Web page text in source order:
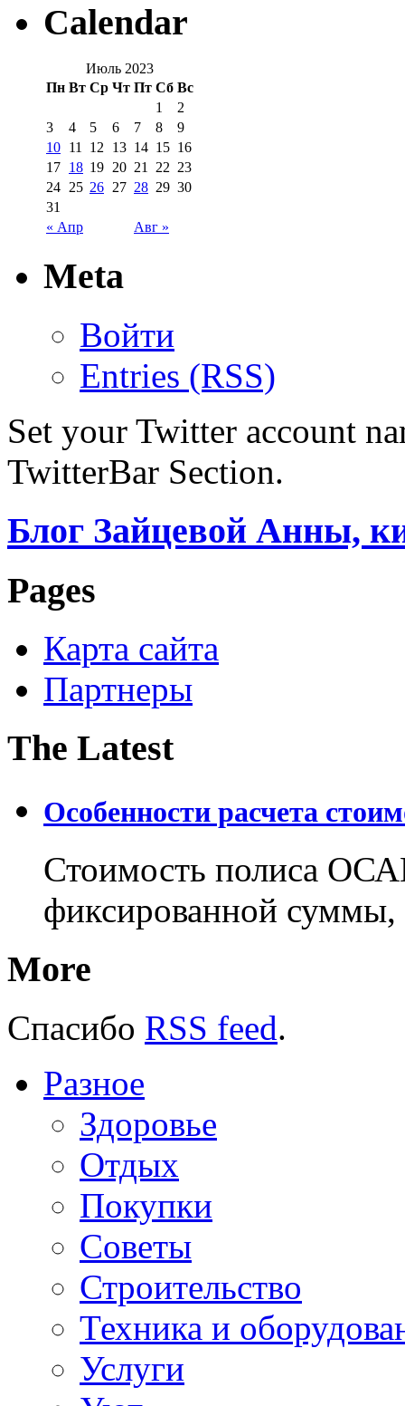
Calendar
Июль 2023
Пн Вт Ср Чт Пт Сб Вс
« Апр Авг »
1
2
3
4 5 6 7 8
9
10 11 12 13 14 15 16
17 18 19 20 21 22 23
24 25 26 27 28 29 30
31
Meta
Войти
Entries (RSS)
Set your Twitter account
TwitterBar Section.
Блог Зайцевой Анны,
Pages
Карта сайта
Партнеры
The Latest
Особенности расчета
Стоимость полиса
фиксированной
More
Спасибо RSS feed.
Разное
Здоровье
Отдых
Покупки
Советы
Строительство
Техника и
Услуги